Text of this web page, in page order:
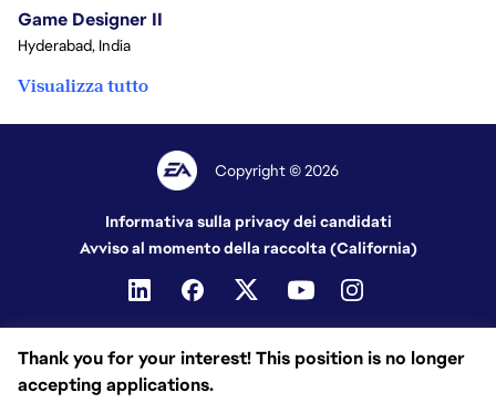
Thank you for your interest! This position is no longer
accepting applications.
Game Designer II
Hyderabad, India
Visualizza tutto
Copyright © 2026
Informativa sulla privacy dei candidati
Avviso al momento della raccolta (California)